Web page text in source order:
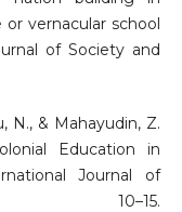
or vernacular school
of Society and
N., & Mahayudin, Z.
Education in
Journal of
10–15.